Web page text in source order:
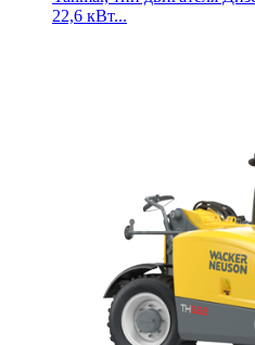
22,6 кВт...